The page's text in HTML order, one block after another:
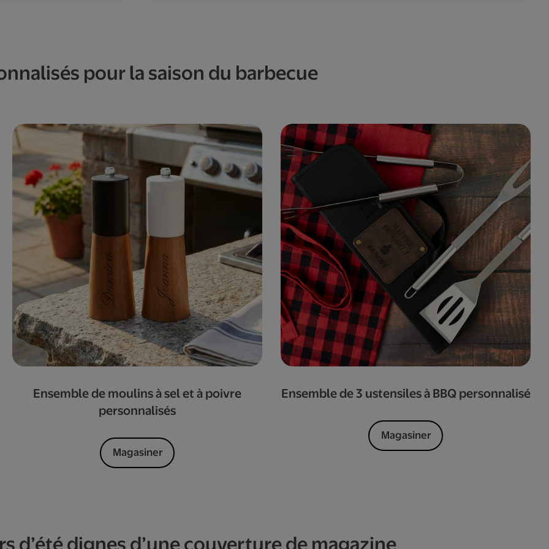
pour la saison du barbecue
Ensemble de moulins à sel et à poivre
personnalisés
Magasiner
Ensemble de 3 ustensiles à BBQ personnalisé
Magasiner
d’été dignes d’une couverture de magazine